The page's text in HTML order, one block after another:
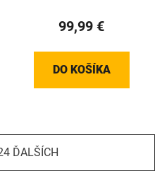
99,99 €
DO KOŠÍKA
ĎALŠÍCH